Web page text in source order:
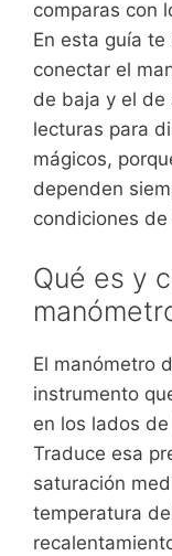
comparas con
En esta guía
conectar el
de baja y el de
lecturas para
mágicos,
dependen
condiciones
Qué es y
El manómetro
instrumento
en los lados
Traduce esa
saturación
temperatura